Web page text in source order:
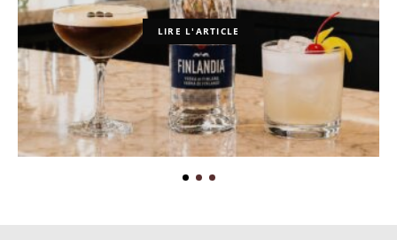
LIRE L'ARTICLE